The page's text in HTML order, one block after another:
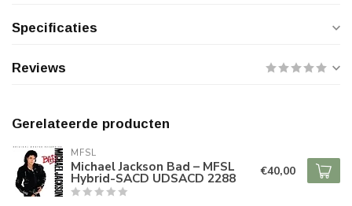
Specificaties
Reviews
Gerelateerde producten
MFSL
Michael Jackson Bad – MFSL
Hybrid-SACD UDSACD 2288 €40,00